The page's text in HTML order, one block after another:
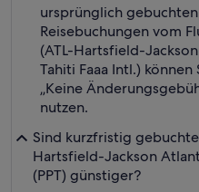
ursprünglich
Reisebuchungen vom
(ATL-Hartsfield-
Tahiti Faaa Intl.)
„Keine
nutzen.
Sind kurzfristig
Hartsfield-Jackson
(PPT) günstiger?